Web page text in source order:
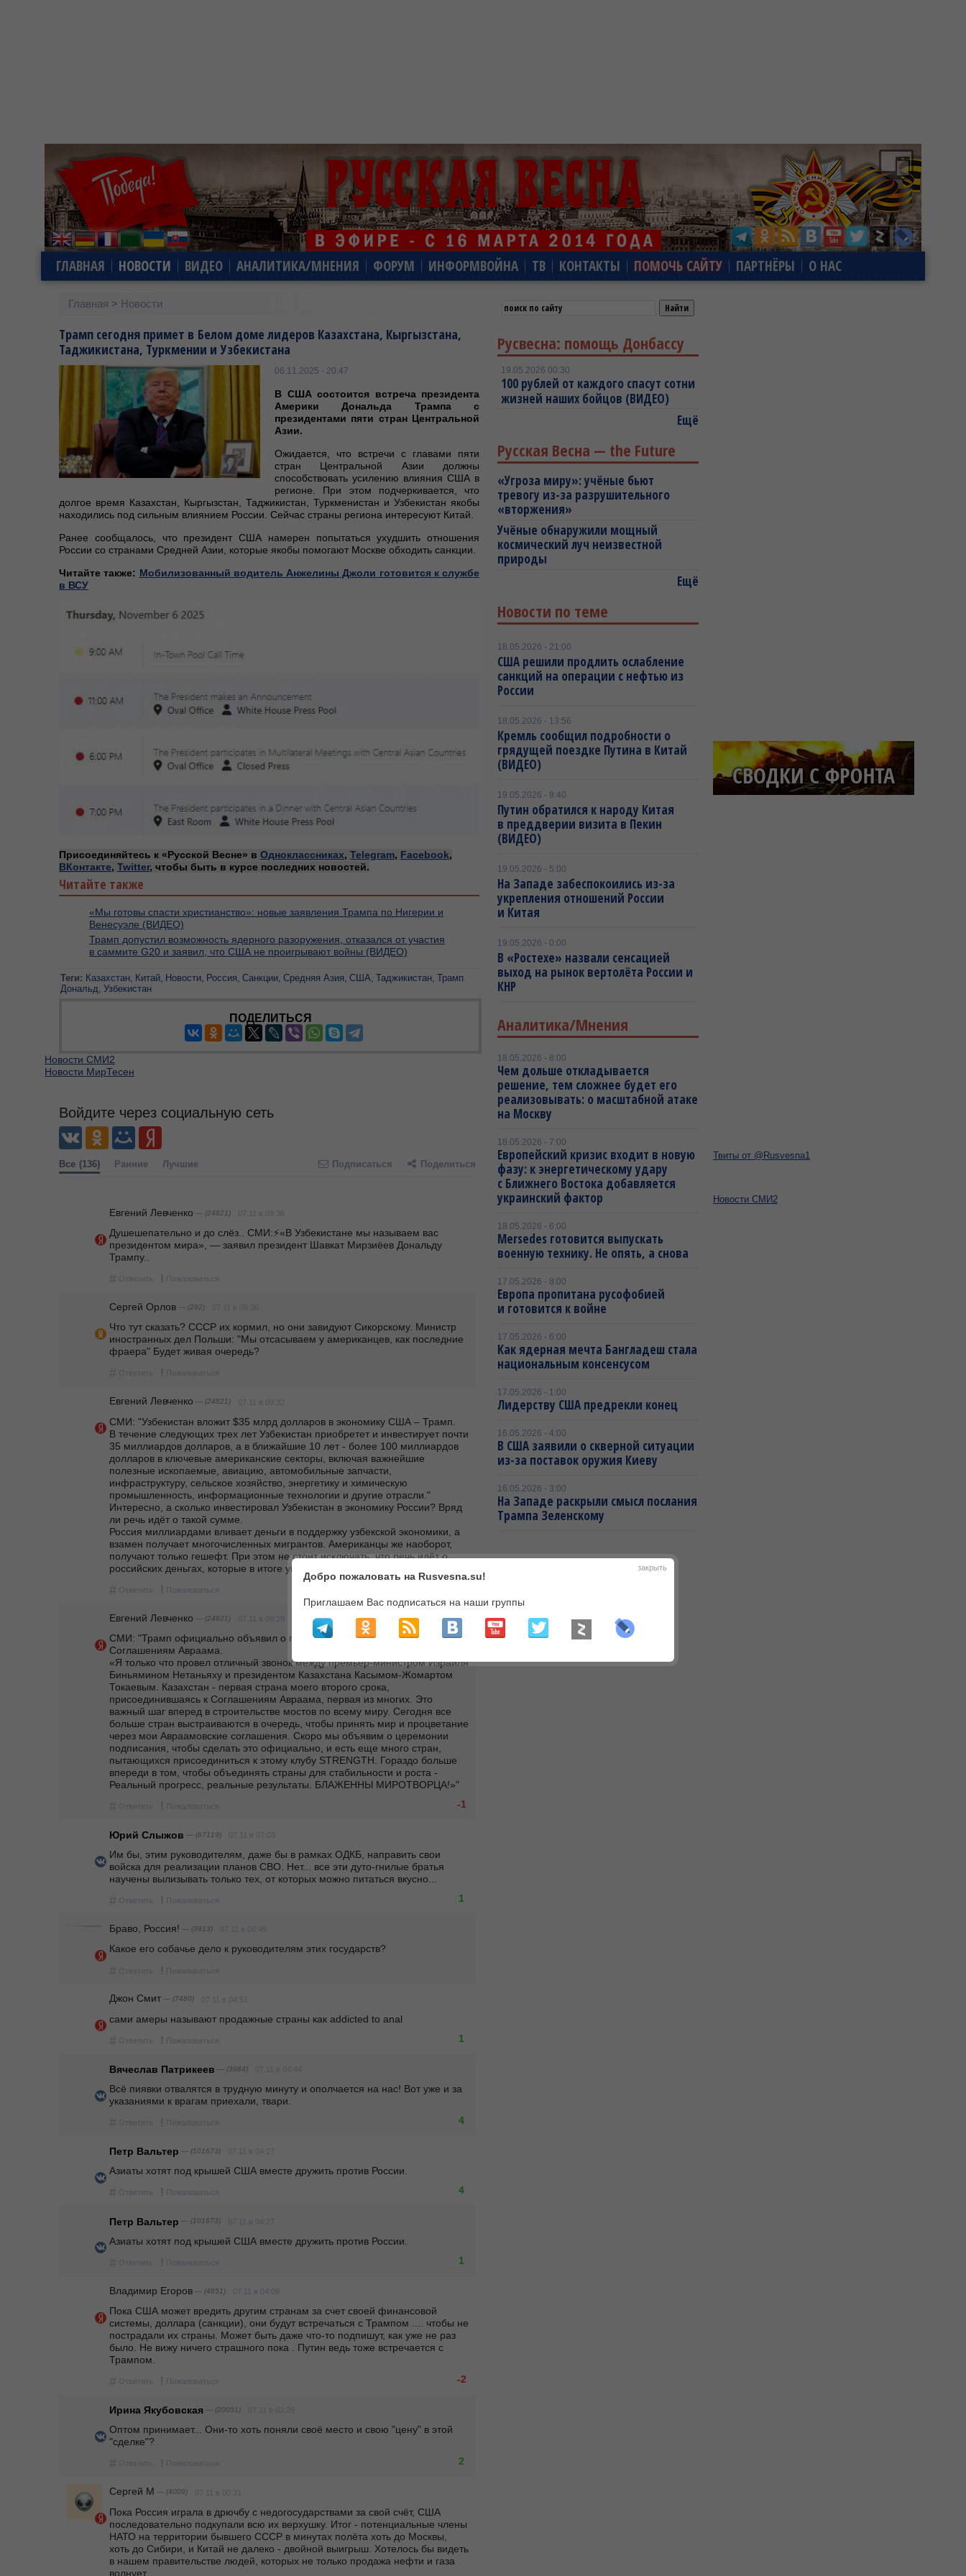
ГЛАВНАЯ НОВОСТИ ВИДЕО АНАЛИТИКА/МНЕНИЯ ФОРУМ ИНФОРМВОЙНА ТВ КОНТАКТЫ ПОМОЧЬ САЙТУ ПАРТНЁРЫ О НАС
Главная > Новости
Трамп сегодня примет в Белом доме лидеров Казахстана, Кыргызстана,
Таджикистана, Туркмении и Узбекистана
06.11.2025 - 20:47
В США состоится встреча президента
Америки Дональда Трампа с
президентами пяти стран Центральной
Азии.
Ожидается, что встречи с главами пяти
стран Центральной Азии должны
способствовать усилению влияния США в
регионе. При этом подчеркивается, что
долгое время Казахстан, Кыргызстан, Таджикистан, Туркменистан и Узбекистан якобы
находились под сильным влиянием России. Сейчас страны региона интересуют Китай.
Ранее сообщалось, что президент США намерен попытаться ухудшить отношения
России со странами Средней Азии, которые якобы помогают Москве обходить санкции.
Читайте также: Мобилизованный водитель Анжелины Джоли готовится к службе
в ВСУ
Присоединяйтесь к «Русской Весне» в Одноклассниках, Telegram, Facebook,
ВКонтакте, Twitter, чтобы быть в курсе последних новостей.
Читайте также
«Мы готовы спасти христианство»: новые заявления Трампа по Нигерии и
Венесуэле (ВИДЕО)
Трамп допустил возможность ядерного разоружения, отказался от участия
в саммите G20 и заявил, что США не проигрывают войны (ВИДЕО)
Теги: Казахстан Китай Новости Россия Санкции Средняя Азия США Таджикистан Трамп
Дональд Узбекистан
ПОДЕЛИТЬСЯ
Новости СМИ2
Новости МирТесен
Войдите через социальную сеть
Все (136) Ранние Лучшие Подписаться Поделиться
Евгений Левченко — (24821) 07.11 в 09:36
Душешепательно и до слёз.. СМИ:⚡️«В Узбекистане мы называем вас
президентом мира», — заявил президент Шавкат Мирзиёев Дональду
Трампу..
# Ответить ! Пожаловаться
Сергей Орлов — (292) 07.11 в 09:36
Что тут сказать? СССР их кормил, но они завидуют Сикорскому. Министр
иностранных дел Польши: "Мы отсасываем у американцев, как последние
фраера" Будет живая очередь?
# Ответить ! Пожаловаться
Евгений Левченко — (24821) 07.11 в 09:32
СМИ: "Узбекистан вложит $35 млрд долларов в экономику США – Трамп.
В течение следующих трех лет Узбекистан приобретет и инвестирует почти
35 миллиардов долларов, а в ближайшие 10 лет - более 100 миллиардов
долларов в ключевые американские секторы, включая важнейшие
полезные ископаемые, авиацию, автомобильные запчасти,
инфраструктуру, сельское хозяйство, энергетику и химическую
промышленность, информационные технологии и другие отрасли."
Интересно, а сколько инвестировал Узбекистан в экономику России? Вряд
ли речь идёт о такой сумме.
Россия миллиардами вливает деньги в поддержку узбекской экономики, а
взамен получает многочисленных мигрантов. Американцы же наоборот,
получают только гешефт. При этом не стоит исключать, что речь идёт о
российских деньгах, которые в итоге уйдут в США
# Ответить ! Пожаловаться
Евгений Левченко — (24821) 07.11 в 09:29
СМИ: "Трамп официально объявил о присоединении Казахстана к
Соглашениям Авраама.
«Я только что провел отличный звонок между премьер-министром Израиля
Биньямином Нетаньяху и президентом Казахстана Касымом-Жомартом
Токаевым. Казахстан - первая страна моего второго срока,
присоединившаясь к Соглашениям Авраама, первая из многих. Это
важный шаг вперед в строительстве мостов по всему миру. Сегодня все
больше стран выстраиваются в очередь, чтобы принять мир и процветание
через мои Авраамовские соглашения. Скоро мы объявим о церемонии
подписания, чтобы сделать это официально, и есть еще много стран,
пытающихся присоединиться к этому клубу STRENGTH. Гораздо больше
впереди в том, чтобы объединять страны для стабильности и роста -
Реальный прогресс, реальные результаты. БЛАЖЕННЫ МИРОТВОРЦА!»"
# Ответить ! Пожаловаться -1
Юрий Слыжов — (67119) 07.11 в 07:03
Им бы, этим руководителям, даже бы в рамках ОДКБ, направить свои
войска для реализации планов СВО. Нет... все эти дуто-гнилые братья
научены вылизывать только тех, от которых можно питаться вкусно...
# Ответить ! Пожаловаться 1
Браво, Россия! — (3913) 07.11 в 06:49
Какое его собачье дело к руководителям этих государств?
# Ответить ! Пожаловаться
Джон Смит — (7480) 07.11 в 04:51
сами амеры называют продажные страны как addicted to anal
# Ответить ! Пожаловаться 1
Вячеслав Патрикеев — (3984) 07.11 в 04:44
Всё пиявки отвалятся в трудную минуту и ополчается на нас! Вот уже и за
указаниями к врагам приехали, твари.
# Ответить ! Пожаловаться 4
Петр Вальтер — (101673) 07.11 в 04:27
Азиаты хотят под крышей США вместе дружить против России.
# Ответить ! Пожаловаться 4
Петр Вальтер — (101673) 07.11 в 04:27
Азиаты хотят под крышей США вместе дружить против России.
# Ответить ! Пожаловаться 1
Владимир Егоров — (4851) 07.11 в 04:06
Пока США может вредить другим странам за счет своей финансовой
системы, доллара (санкции), они будут встречаться с Трампом .... чтобы не
пострадали их страны. Может быть даже что-то подпишут, как уже не раз
было. Не вижу ничего страшного пока . Путин ведь тоже встречается с
Трампом.
# Ответить ! Пожаловаться -2
Ирина Якубовская — (20051) 07.11 в 03:28
Оптом принимает... Они-то хоть поняли своё место и свою "цену" в этой
"сделке"?
# Ответить ! Пожаловаться 2
Сергей М — (4009) 07.11 в 00:31
Пока Россия играла в дрючбу с недогосударствами за свой счёт, США
последовательно подкупали всю их верхушку. Итог - потенциальные члены
НАТО на территории бывшего СССР в минутах полёта хоть до Москвы,
хоть до Сибири, и Китай не далеко - двойной выигрыш. Хотелось бы видеть
в нашем правительстве людей, которых не только продажа нефти и газа
волнует.
Русвесна: помощь Донбассу
19.05.2026 00:30
100 рублей от каждого спасут сотни
жизней наших бойцов (ВИДЕО)
Ещё
Русская Весна — the Future
«Угроза миру»: учёные бьют
тревогу из-за разрушительного
«вторжения»
Учёные обнаружили мощный
космический луч неизвестной
природы
Ещё
Новости по теме
18.05.2026 - 21:00
США решили продлить ослабление
санкций на операции с нефтью из
России
18.05.2026 - 13:56
Кремль сообщил подробности о
грядущей поездке Путина в Китай
(ВИДЕО)
19.05.2026 - 9:40
Путин обратился к народу Китая
в преддверии визита в Пекин
(ВИДЕО)
19.05.2026 - 5:00
На Западе забеспокоились из-за
укрепления отношений России
и Китая
19.05.2026 - 0:00
В «Ростехе» назвали сенсацией
выход на рынок вертолёта России и
КНР
Аналитика/Мнения
18.05.2026 - 8:00
Чем дольше откладывается
решение, тем сложнее будет его
реализовывать: о масштабной атаке
на Москву
18.05.2026 - 7:00
Европейский кризис входит в новую
фазу: к энергетическому удару
с Ближнего Востока добавляется
украинский фактор
18.05.2026 - 6:00
Mersedes готовится выпускать
военную технику. Не опять, а снова
17.05.2026 - 8:00
Европа пропитана русофобией
и готовится к войне
17.05.2026 - 6:00
Как ядерная мечта Бангладеш стала
национальным консенсусом
17.05.2026 - 1:00
Лидерству США предрекли конец
16.05.2026 - 4:00
В США заявили о скверной ситуации
из-за поставок оружия Киеву
16.05.2026 - 3:00
На Западе раскрыли смысл послания
Трампа Зеленскому
Твиты от @Rusvesna1
Новости СМИ2
закрыть
Добро пожаловать на Rusvesna.su!
Приглашаем Вас подписаться на наши группы